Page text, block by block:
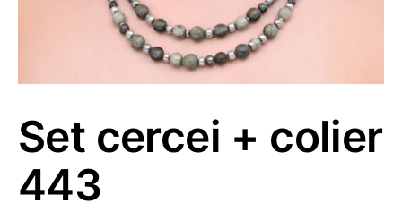
Set cercei + colier
443